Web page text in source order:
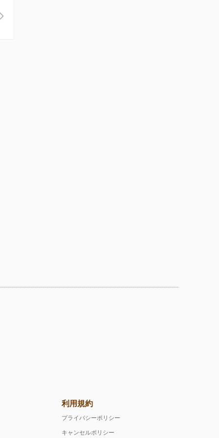
利用規約
プライバシーポリシー
キャンセルポリシー